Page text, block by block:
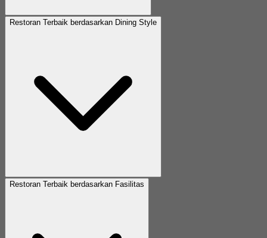
Restoran Terbaik berdasarkan Dining Style
Restoran Terbaik berdasarkan Fasilitas